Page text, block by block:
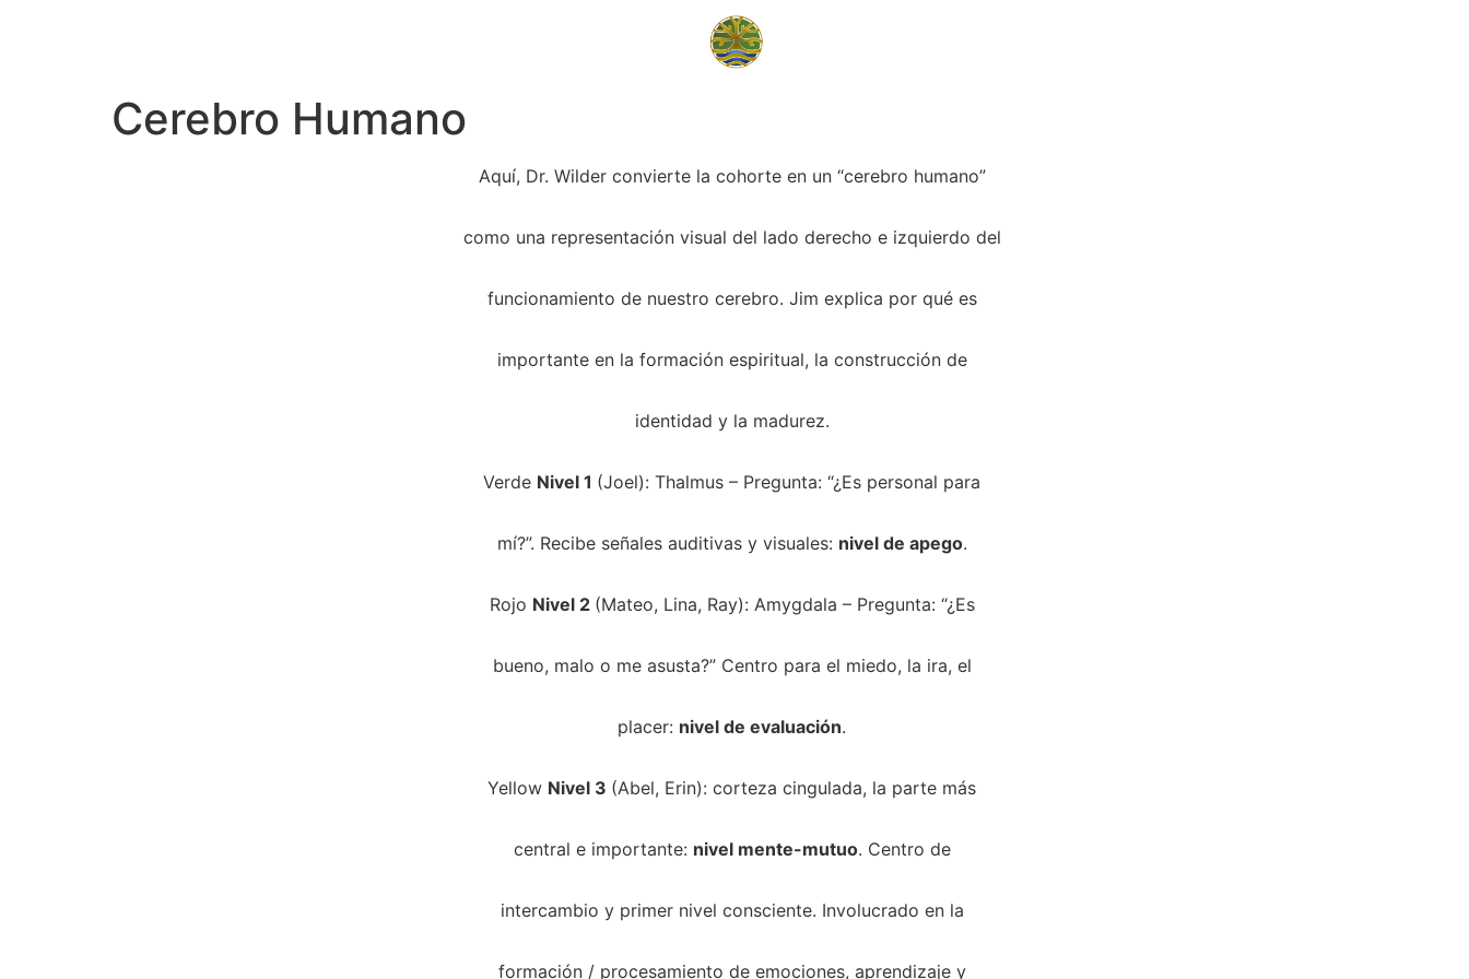
Cerebro Humano
Aquí, Dr. Wilder convierte la cohorte en un “cerebro humano”
como una representación visual del lado derecho e izquierdo del
funcionamiento de nuestro cerebro. Jim explica por qué es
importante en la formación espiritual, la construcción de
identidad y la madurez.
Verde Nivel 1 (Joel): Thalmus – Pregunta: “¿Es personal para
mí?”. Recibe señales auditivas y visuales: nivel de apego.
Rojo Nivel 2 (Mateo, Lina, Ray): Amygdala – Pregunta: “¿Es
bueno, malo o me asusta?” Centro para el miedo, la ira, el
placer: nivel de evaluación.
Yellow Nivel 3 (Abel, Erin): corteza cingulada, la parte más
central e importante: nivel mente-mutuo. Centro de
intercambio y primer nivel consciente. Involucrado en la
formación / procesamiento de emociones, aprendizaje y